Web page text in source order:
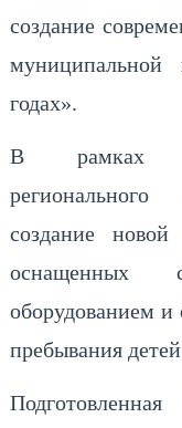
создание
годах».
В рамках
регионального
создание
оснащенных
оборудованием
пребывания